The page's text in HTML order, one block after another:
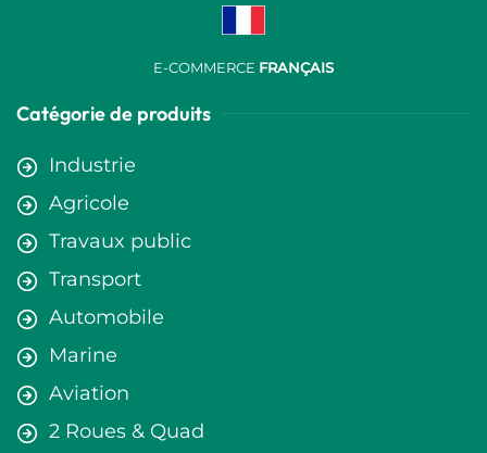
E-COMMERCE FRANÇAIS
Catégorie de produits
Industrie
Agricole
Travaux public
Transport
Automobile
Marine
Aviation
2 Roues & Quad